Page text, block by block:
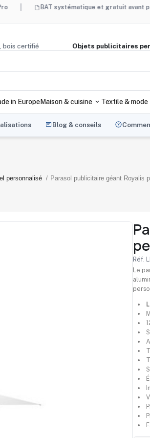
BAT systématique et gratuit avant production
bois certifié Objets
in EuropeMaison & cuisine Textile & mode
Blog & conseils
personnalisé Parasol publicitaire géant Royalis
Réf.
Le